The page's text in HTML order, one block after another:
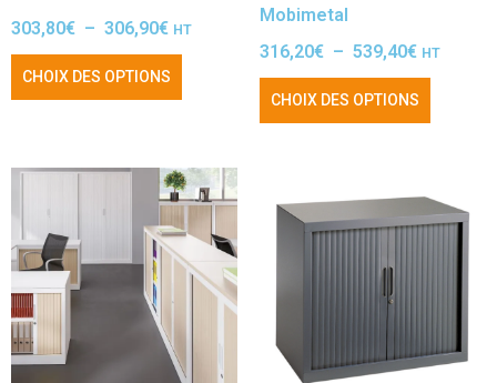
303,80€ – 306,90€ HT
CHOIX DES OPTIONS
Mobimetal
316,20€ – 539,40€ HT
CHOIX DES OPTIONS